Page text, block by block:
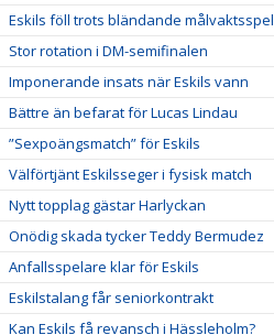
Eskils föll trots bländande målvaktsspel
Stor rotation i DM-semifinalen
Imponerande insats när Eskils vann
Bättre än befarat för Lucas Lindau
”Sexpoängsmatch” för Eskils
Välförtjänt Eskilsseger i fysisk match
Nytt topplag gästar Harlyckan
Onödig skada tycker Teddy Bermudez
Anfallsspelare klar för Eskils
Eskilstalang får seniorkontrakt
Kan Eskils få revansch i Hässleholm?